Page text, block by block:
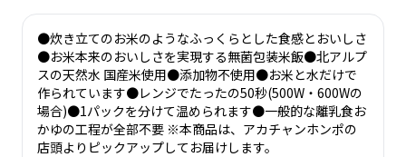
●炊き立てのお米のようなふっくらとした食感とおいしさ
●お米本来のおいしさを実現する無菌包装米飯●北アルプ
スの天然水 国産米使用●添加物不使用●お米と水だけで
作られています●レンジでたったの50秒(500W・600Wの
場合)●1パックを分けて温められます●一般的な離乳食お
かゆの工程が全部不要 ※本商品は、アカチャンホンポの
店頭よりピックアップしてお届けします。